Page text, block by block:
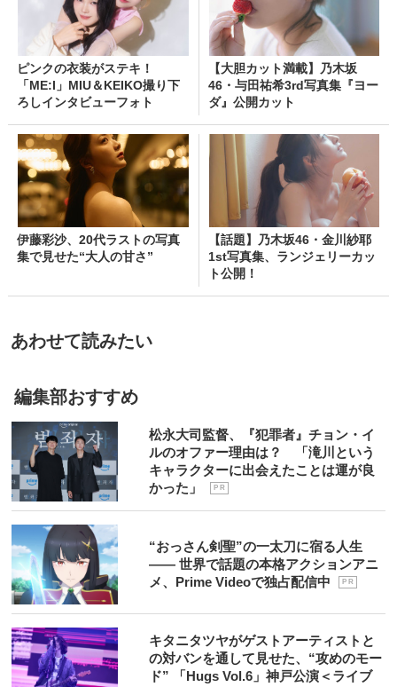
ピンクの衣装がステキ！
「ME:I」MIU＆KEIKO撮り下
ろしインタビューフォト
【大胆カット満載】乃木坂
46・与田祐希3rd写真集『ヨー
ダ』公開カット
伊藤彩沙、20代ラストの写真
集で見せた“大人の甘さ”
【話題】乃木坂46・金川紗耶
1st写真集、ランジェリーカッ
ト公開！
あわせて読みたい
編集部おすすめ
松永大司監督、『犯罪者』チョン・イ
ルのオファー理由は？ 「滝川という
キャラクターに出会えたことは運が良
かった」
P R
“おっさん剣聖”の一太刀に宿る人生
―― 世界で話題の本格アクションアニ
メ、Prime Videoで独占配信中
P R
キタニタツヤがゲストアーティストと
の対バンを通して見せた、“攻めのモー
ド” 「Hugs Vol.6」神戸公演＜ライブ